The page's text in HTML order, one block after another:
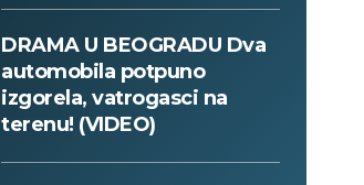
DRAMA U BEOGRADU Dva
automobila potpuno
izgorela, vatrogasci na
terenu! (VIDEO)